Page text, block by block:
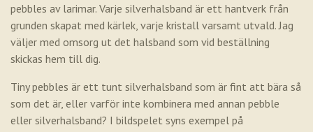
pebbles av larimar. Varje silverhalsband är ett hantverk från
grunden skapat med kärlek, varje kristall varsamt utvald. Jag
väljer med omsorg ut det halsband som vid beställning
skickas hem till dig.
Tiny pebbles är ett tunt silverhalsband som är fint att bära så
som det är, eller varför inte kombinera med annan pebble
eller silverhalsband? I bildspelet syns exempel på